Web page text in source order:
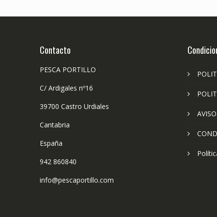
Contacto
PESCA PORTILLO
C/ Ardigales nº16
39700 Castro Urdiales
Cantabria
España
942 860840
info@pescaportillo.com